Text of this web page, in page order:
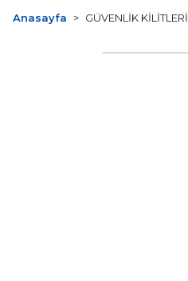
Anasayfa GÜVENLİK KİLİTLERİ